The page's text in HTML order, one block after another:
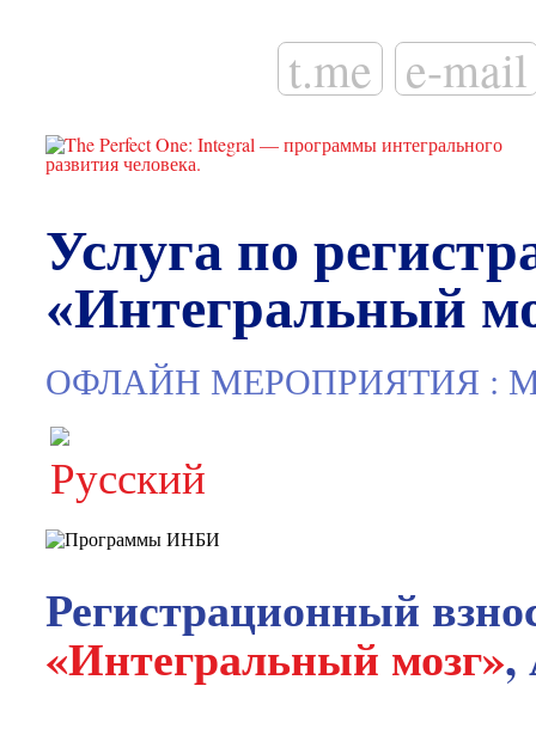
t.me e-mail
Услуга по
«Интегральный
ОФЛАЙН МЕРОПРИЯТИЯ :
Регистрационный
«Интегральный мозг»,